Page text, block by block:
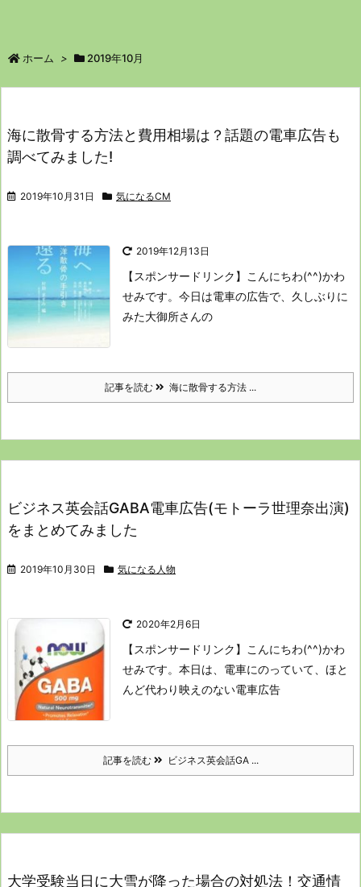
ホーム > 2019年10月
海に散骨する方法と費用相場は？話題の電車広告も
調べてみました!
2019年10月31日 気になるCM
2019年12月13日
【スポンサードリンク】
こんにちわ(^^)かわ
せみです。 今日は電車の広告で、 久しぶりに
みた大御所さんの
記事を読む 海に散骨する方法 ...
ビジネス英会話GABA電車広告(モトーラ世理奈出演)
をまとめてみました
2019年10月30日 気になる人物
2020年2月6日
【スポンサードリンク】
こんにちわ(^^)かわ
せみです。 本日は、電車にのっていて、 ほと
んど代わり映えのない電車広告
記事を読む ビジネス英会話GA ...
大学受験当日に大雪が降った場合の対処法！交通情